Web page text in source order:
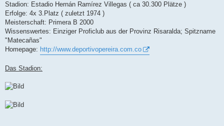
Stadion: Estadio Hernán Ramírez Villegas ( ca 30.300 Plätze )
Erfolge: 4x 3.Platz ( zuletzt 1974 )
Meisterschaft: Primera B 2000
Wissenswertes: Einziger Proficlub aus der Provinz Risaralda; Spitzname
"Matecañas"
Homepage: http://www.deportivopereira.com.co
Das Stadion: